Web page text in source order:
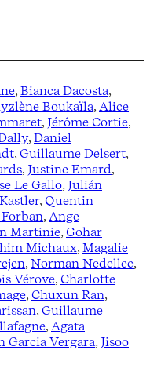
, Bianca Dacosta,
Boukaïla, Alice
, Jérôme Cortie,
, Daniel
, Guillaume Delsert,
, Justine Emard,
Le Gallo, Julián
, Quentin
, Ange
Martinie, Gohar
Michaux, Magalie
, Norman Nedellec,
Vérove, Charlotte
, Chuxun Ran,
, Guillaume
, Agata
Garcia Vergara, Jisoo